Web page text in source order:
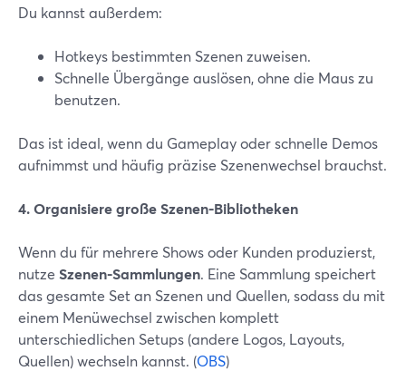
Du kannst außerdem:
Hotkeys bestimmten Szenen zuweisen.
Schnelle Übergänge auslösen, ohne die Maus zu
benutzen.
Das ist ideal, wenn du Gameplay oder schnelle Demos
aufnimmst und häufig präzise Szenenwechsel brauchst.
4. Organisiere große Szenen-Bibliotheken
Wenn du für mehrere Shows oder Kunden produzierst,
nutze Szenen-Sammlungen. Eine Sammlung speichert
das gesamte Set an Szenen und Quellen, sodass du mit
einem Menüwechsel zwischen komplett
unterschiedlichen Setups (andere Logos, Layouts,
Quellen) wechseln kannst. (OBS)